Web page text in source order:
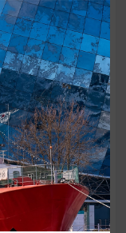
Куршской